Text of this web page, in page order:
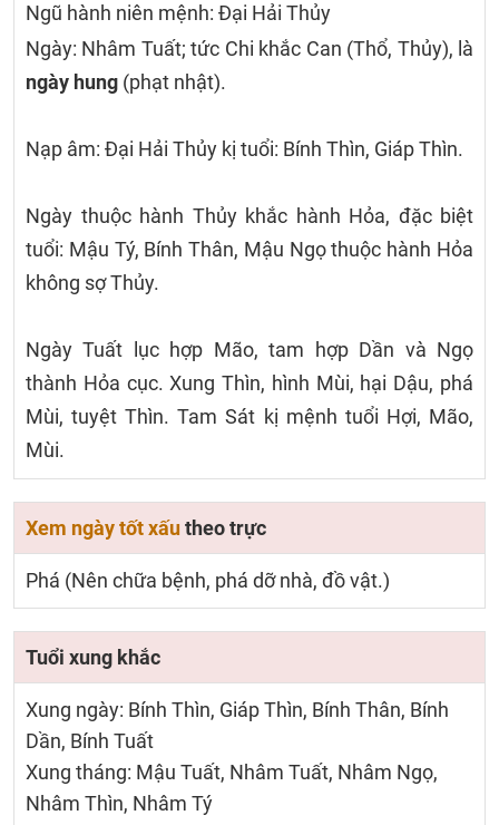
Ngũ hành niên mệnh: Đại Hải Thủy
Ngày: Nhâm Tuất; tức Chi khắc Can (Thổ, Thủy), là
ngày hung (phạt nhật).
Nạp âm: Đại Hải Thủy kị tuổi: Bính Thìn, Giáp Thìn.
Ngày thuộc hành Thủy khắc hành Hỏa, đặc biệt
tuổi: Mậu Tý, Bính Thân, Mậu Ngọ thuộc hành Hỏa
không sợ Thủy.
Ngày Tuất lục hợp Mão, tam hợp Dần và Ngọ
thành Hỏa cục. Xung Thìn, hình Mùi, hại Dậu, phá
Mùi, tuyệt Thìn. Tam Sát kị mệnh tuổi Hợi, Mão,
Mùi.
Xem ngày tốt xấutheo trực
Phá (Nên chữa bệnh, phá dỡ nhà, đồ vật.)
Tuổi xung khắc
Xung ngày: Bính Thìn, Giáp Thìn, Bính Thân, Bính
Dần, Bính Tuất
Xung tháng: Mậu Tuất, Nhâm Tuất, Nhâm Ngọ,
Nhâm Thìn, Nhâm Tý